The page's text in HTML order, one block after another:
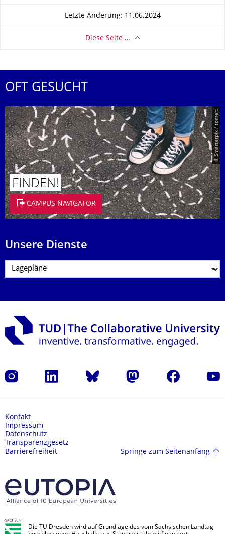
Letzte Änderung: 11.06.2024
Diese Seite …
OFT GESUCHT
© Smarterpix / tomert
FINDEN!
CAMPUS NAVIGATOR
Unsere Dienste
Instagram LinkedIn Bluesky Mastodon Facebook
Kontakt
Impressum
Datenschutz
Transparenzgesetz
Barrierefreiheit
Springe zum Seitenanfang
Die TU Dresden wird auf Grundlage des vom Sächsischen Landtag